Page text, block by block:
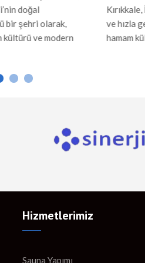
Kırıkkale, İç Anadolu
ve hızla gelişen bir şehir olup,
hamam kültürü ve modern sauna
kalan mimari özelliklerle inşa
Hizmetlerimiz
Sauna Yapımı